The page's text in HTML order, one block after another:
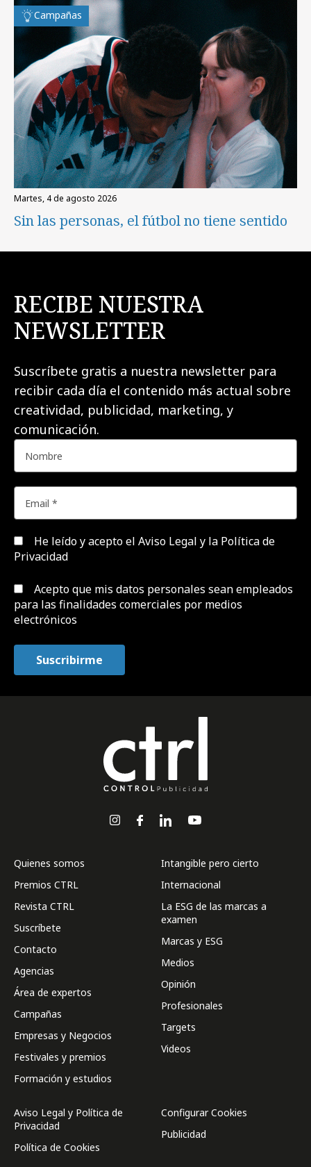
Campañas
martes, 4 de agosto 2026
Sin las personas, el fútbol no tiene sentido
RECIBE NUESTRA
NEWSLETTER
Suscríbete gratis a nuestra newsletter para
recibir cada día el contenido más actual sobre
creatividad, publicidad, marketing, y
comunicación.
He leído y acepto el Aviso Legal y la Política de
Privacidad
Acepto que mis datos personales sean empleados
para las finalidades comerciales por medios
electrónicos
Quienes somos
Premios CTRL
Revista CTRL
Suscríbete
Contacto
Agencias
Área de expertos
Campañas
Empresas y Negocios
Festivales y premios
Formación y estudios
Intangible pero cierto
Internacional
La ESG de las marcas a
examen
Marcas y ESG
Medios
Opinión
Profesionales
Targets
Videos
Aviso Legal y Política de
Privacidad
Política de Cookies
Configurar Cookies
Publicidad